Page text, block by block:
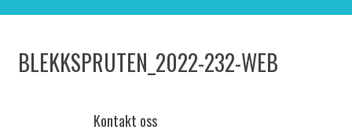
BLEKKSPRUTEN_2022-232-WEB
Kontakt oss